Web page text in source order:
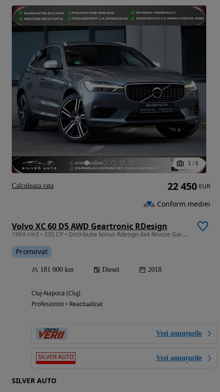
1 / 6
Volvo XC 60 D5 AWD Geartronic RDesign
1969 cm3 • 235 CP • Distributie bonus Rdesign 4x4 Revizie Garantie
Promovat
181 000 km Diesel 2018
Cluj-Napoca (Cluj)
Profesionist • Reactualizat
Vezi anunțurile
Vezi anunțurile
SILVER AUTO
22 450 EUR
Conform mediei
Calculeaza rata